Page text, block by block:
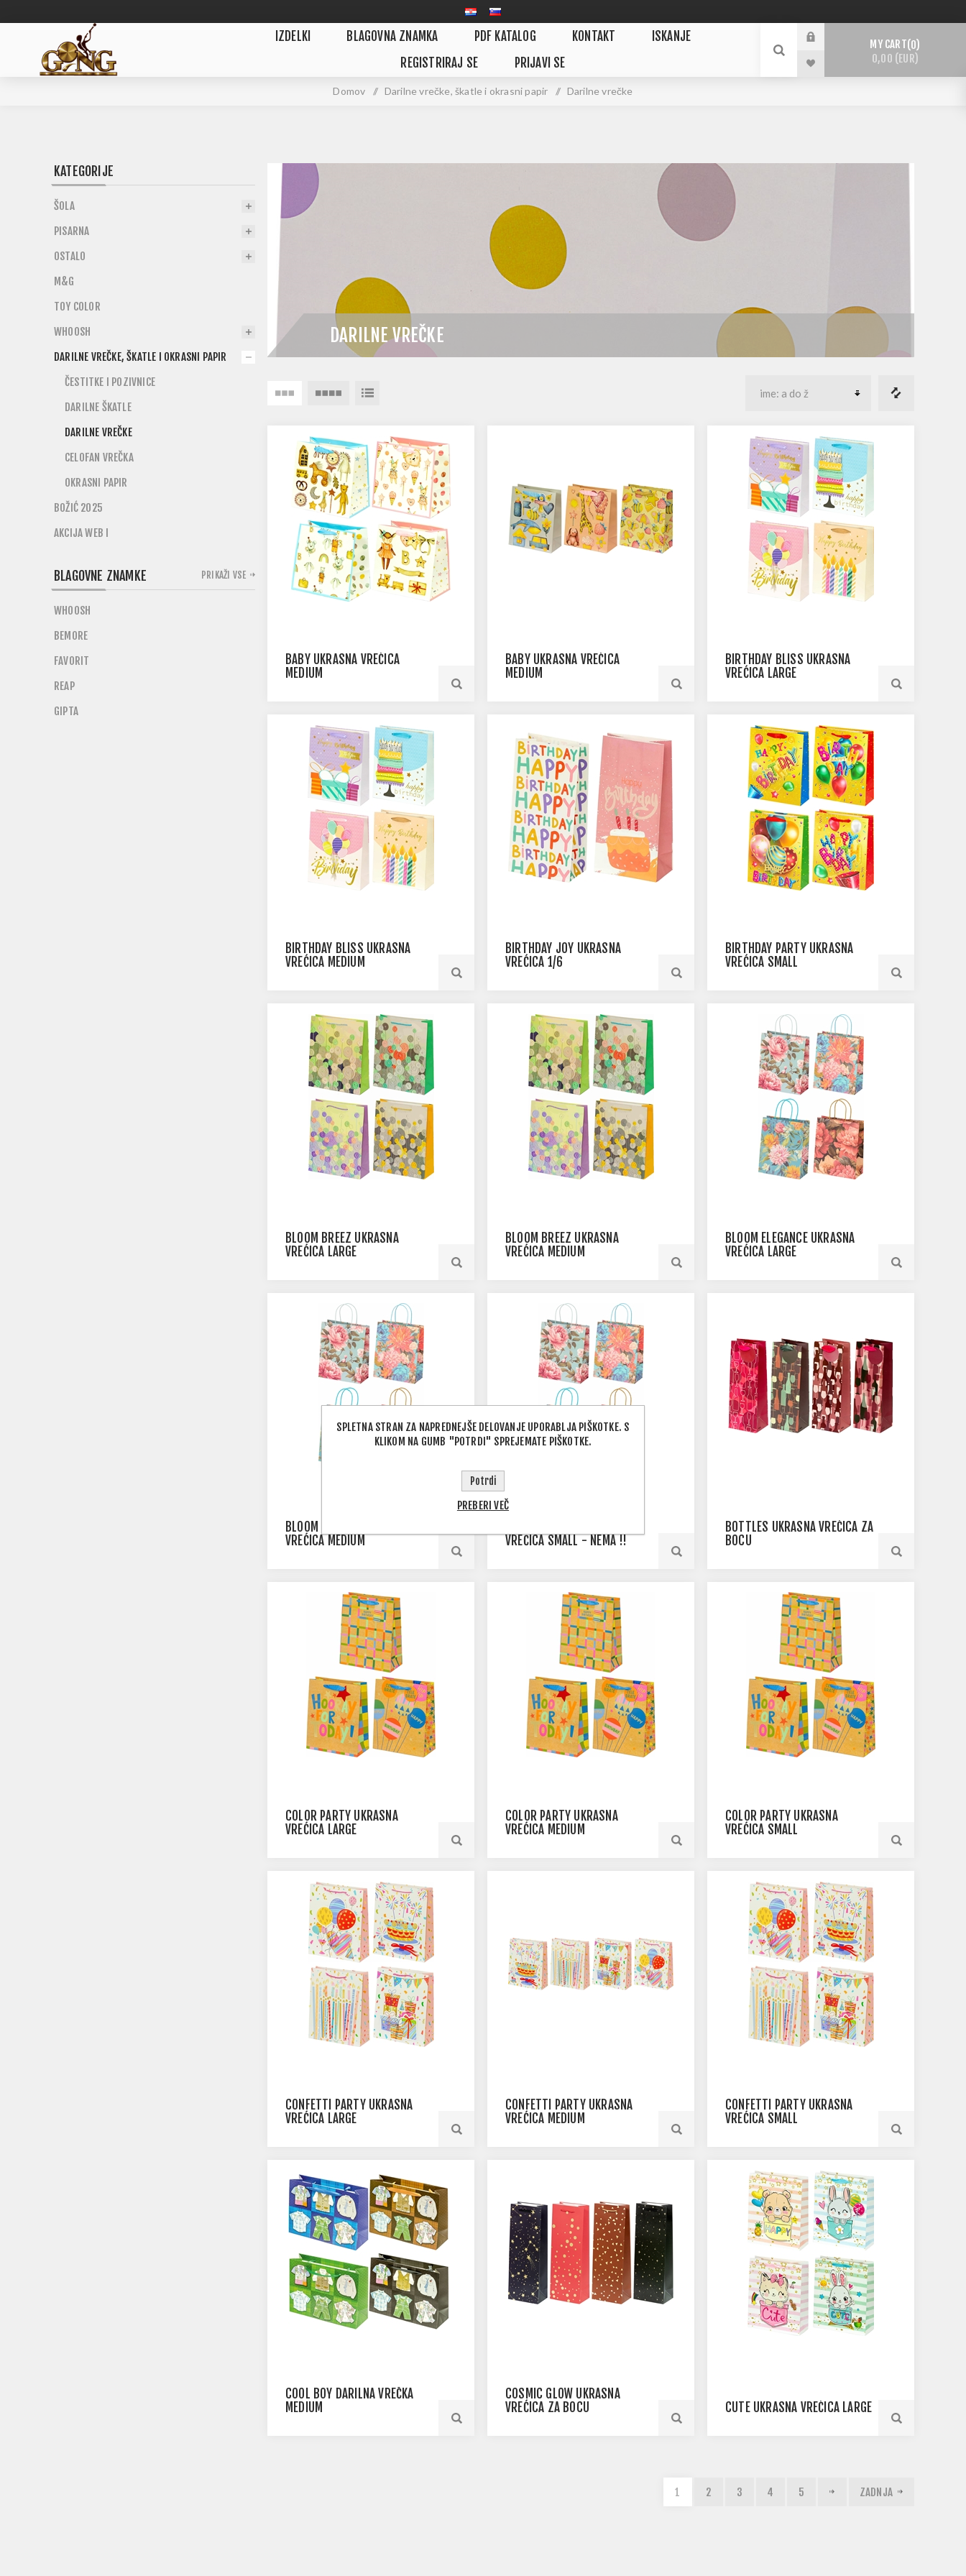
IZDELKI BLAGOVNA ZNAMKA PDF KATALOG KONTAKT
ISKANJE
REGISTRIRAJ SE
PRIJAVI SE
MY CART 0
0,00 (EUR)
Domov / Darilne vrečke, škatle i okrasni papir / Darilne vrečke
DARILNE VREČKE
BABY UKRASNA VREĆICA
MEDIUM
BABY UKRASNA VREĆICA
MEDIUM
BIRTHDAY BLISS UKRASNA
VREĆICA LARGE
BIRTHDAY BLISS UKRASNA
VREĆICA MEDIUM
BIRTHDAY JOY UKRASNA
VREĆICA 1/6
BIRTHDAY PARTY UKRASNA
VREĆICA SMALL
BLOOM BREEZ UKRASNA
VREĆICA LARGE
BLOOM BREEZ UKRASNA
VREĆICA MEDIUM
BLOOM ELEGANCE UKRASNA
VREĆICA LARGE
BLOOM ELEGANCE UKRASNA
VREĆICA MEDIUM
VREĆICA SMALL - NEMA !!
BOTTLES UKRASNA VREĆICA ZA
BOCU
COLOR PARTY UKRASNA
VREĆICA LARGE
COLOR PARTY UKRASNA
VREĆICA MEDIUM
COLOR PARTY UKRASNA
VREĆICA SMALL
CONFETTI PARTY UKRASNA
VREĆICA LARGE
CONFETTI PARTY UKRASNA
VREĆICA MEDIUM
CONFETTI PARTY UKRASNA
VREĆICA SMALL
COOL BOY DARILNA VREČKA
MEDIUM
COSMIC GLOW UKRASNA
VREĆICA ZA BOCU
CUTE UKRASNA VREĆICA LARGE
1 2 3 4 5 ZADNJA
KATEGORIJE
ŠOLA
PISARNA
OSTALO
M&G
TOY COLOR
WHOOSH
DARILNE VREČKE, ŠKATLE I OKRASNI PAPIR
ČESTITKE I POZIVNICE
DARILNE ŠKATLE
DARILNE VREČKE
CELOFAN VREČKA
OKRASNI PAPIR
BOŽIĆ 2025
AKCIJA WEB I
BLAGOVNE ZNAMKE
WHOOSH
BEMORE
FAVORIT
REAP
GIPTA
PRIKAŽI VSE
SPLETNA STRAN ZA NAPREDNEJŠE DELOVANJE UPORABLJA PIŠKOTKE. S
KLIKOM NA GUMB "POTRDI" SPREJEMATE PIŠKOTKE.
Potrdi
PREBERI VEČ